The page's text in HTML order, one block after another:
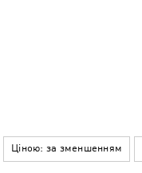
Ціною: за зменшенням